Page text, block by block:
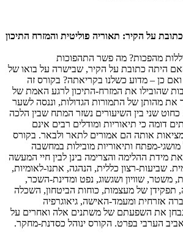
על הקיר: תאוריה פוליטית והמזרח התיכון
מהפכות? מה פשר התהפוכות
היתה כתובת על הקיר, שבישרה על בואו של
כן – מדוע כשלנו בקריאתה? בקורס זה
שהובילו את המזרח-התיכון לרגע האמת של
נברר את מהותן של התמורות הגדולות, וננסה לשער
שני בין השיעורים נשזר המתח שבין הלכה
דומה כי תיאוריות ומודלים רבים אינם
אותה הם אמורים לתאר ולבאר. בקורס
מפתח ותיאוריות מובילות במחשבה
את מידת ההלימה והצרימה בינן לבין חיי המעשה
שביעות-רצון כללית, הנהגה, אתנו-לאומיות,
משטר, שוויון ושגשוג, נפט ומדינת-השכר,
תפקידן של מעצמות, כוחות הביטחון, השכלה
אזרחית ומעמד-האישה, גיאוגרפיה
נבחן את השפעתם של משתנים אלה ואחרים על
הערבי בפרט. הקורס ינוהל כסדנת-מחקר.